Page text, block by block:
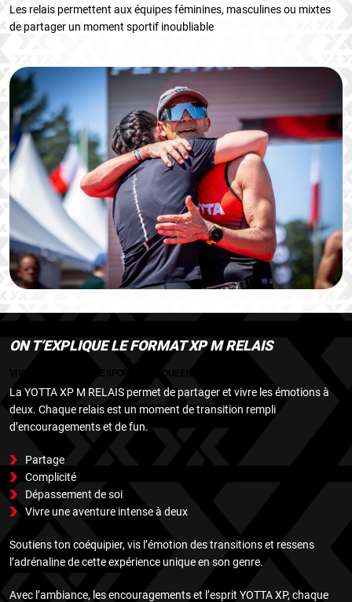
Les relais permettent aux équipes féminines, masculines ou mixtes
de partager un moment sportif inoubliable
ON T’EXPLIQUE LE FORMAT XP M RELAIS
La YOTTA XP M RELAIS permet de partager et vivre les émotions à
deux. Chaque relais est un moment de transition rempli
d’encouragements et de fun.
Partage
Complicité
Dépassement de soi
Vivre une aventure intense à deux
Soutiens ton coéquipier, vis l’émotion des transitions et ressens
l’adrénaline de cette expérience unique en son genre.
Avec l’ambiance, les encouragements et l’esprit YOTTA XP, chaque